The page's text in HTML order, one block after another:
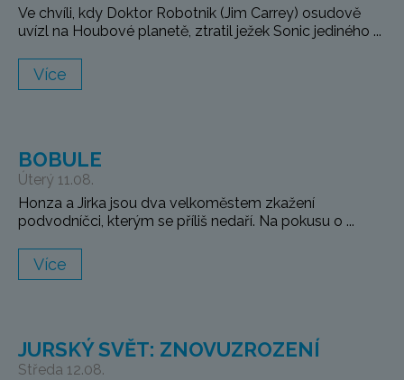
Ve chvíli, kdy Doktor Robotnik (Jim Carrey) osudově
uvízl na Houbové planetě, ztratil ježek Sonic jediného ...
Více
BOBULE
Úterý 11.08.
Honza a Jirka jsou dva velkoměstem zkažení
podvodníčci, kterým se příliš nedaří. Na pokusu o ...
Více
JURSKÝ SVĚT: ZNOVUZROZENÍ
Středa 12.08.